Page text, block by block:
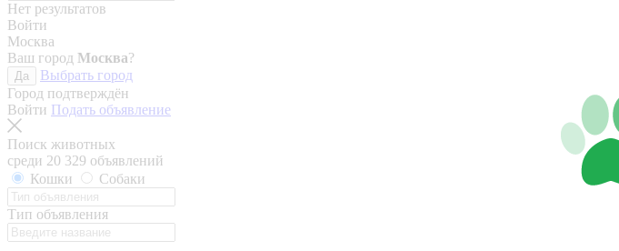
Нет результатов
Войти
Москва
Ваш город Москва?
Да
Выбрать город
Город подтверждён
Войти Подать объявление
Поиск животных
среди 20 329 объявлений
Кошки
Собаки
Тип объявления